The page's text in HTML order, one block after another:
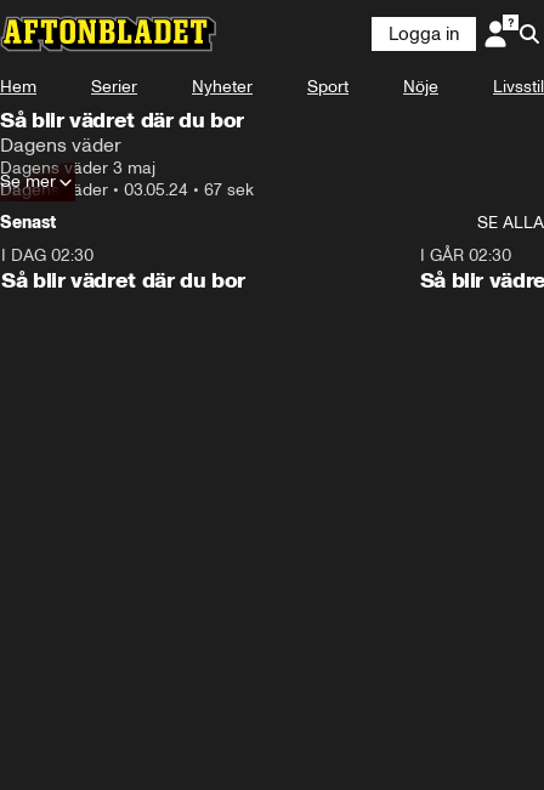
Logga in
Hem Serier Nyheter Sport Nöje Livsstil
Så blir vädret där du bor
Dagens väder
Dagens väder 3 maj
Dagens väder • 03.05.24 • 67 sek
Se mer
Senast
SE ALLA
I DAG 02:30
Så blir vädret där du bor
I GÅR 02:30
Så blir